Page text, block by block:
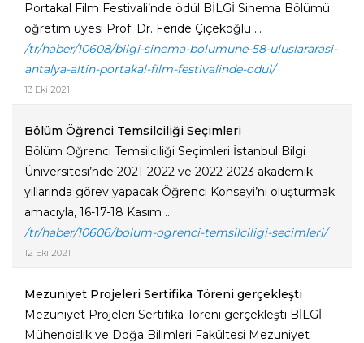
Portakal Film Festivali’nde ödül BİLGİ Sinema Bölümü
öğretim üyesi Prof. Dr. Feride Çiçekoğlu ...
/tr/haber/10608/bilgi-sinema-bolumune-58-uluslararasi-
antalya-altin-portakal-film-festivalinde-odul/
13 Eki 2021
Bölüm Öğrenci Temsilciliği Seçimleri
Bölüm Öğrenci Temsilciliği Seçimleri İstanbul Bilgi
Üniversitesi’nde 2021-2022 ve 2022-2023 akademik
yıllarında görev yapacak Öğrenci Konseyi’ni oluşturmak
amacıyla, 16-17-18 Kasım ...
/tr/haber/10606/bolum-ogrenci-temsilciligi-secimleri/
12 Eki 2021
Mezuniyet Projeleri Sertifika Töreni gerçekleşti
Mezuniyet Projeleri Sertifika Töreni gerçekleşti BİLGİ
Mühendislik ve Doğa Bilimleri Fakültesi Mezuniyet